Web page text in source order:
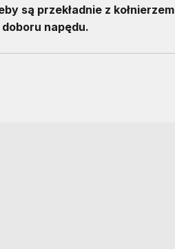
są przekładnie z kołnierzem
napędu.